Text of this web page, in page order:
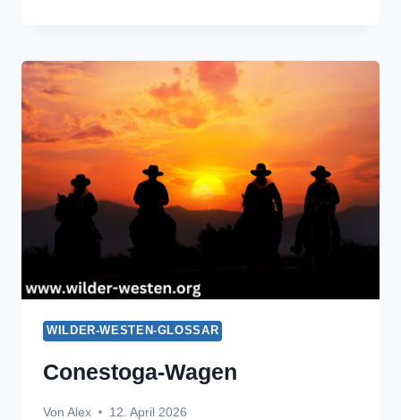
WILDER-WESTEN-GLOSSAR
Conestoga-Wagen
Von Alex 12. April 2026